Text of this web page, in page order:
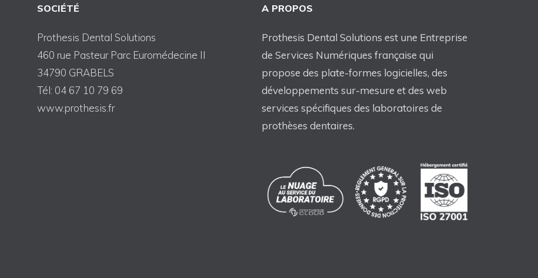
SOCIÉTÉ
Prothesis Dental Solutions
460 rue Pasteur Parc Euromédecine II
34790 GRABELS
Tél: 04 67 10 79 69
www.prothesis.fr
A PROPOS
Prothesis Dental Solutions est une Entreprise
de Services Numériques française qui
propose des plate-formes logicielles, des
développements sur-mesure et des web
services spécifiques des laboratoires de
prothèses dentaires.